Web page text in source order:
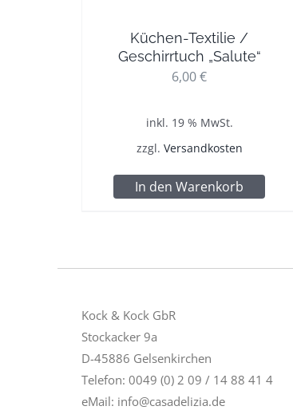
Küchen-Textilie /
Geschirrtuch „Salute“
6,00€
inkl. 19 % MwSt.
zzgl. Versandkosten
In den Warenkorb
Kock & Kock GbR
Stockacker 9a
D-45886 Gelsenkirchen
Telefon: 0049 (0) 2 09 / 14 88 41 4
eMail: info@casadelizia.de